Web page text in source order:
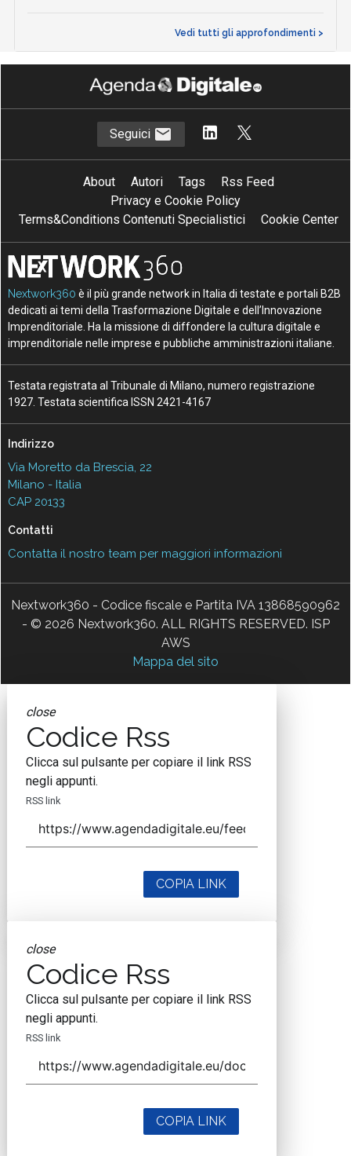
Vedi tutti gli approfondimenti >
Seguici
About Autori Tags
Rss Feed
Privacy e Cookie Policy
Terms&Conditions Contenuti Specialistici
Cookie Center
Nextwork360 è il più grande network in Italia di testate e portali B2B
dedicati ai temi della Trasformazione Digitale e dell’Innovazione
Imprenditoriale. Ha la missione di diffondere la cultura digitale e
imprenditoriale nelle imprese e pubbliche amministrazioni italiane.
Testata registrata al Tribunale di Milano, numero registrazione
1927. Testata scientifica ISSN 2421-4167
Indirizzo
Via Moretto da Brescia, 22
Milano - Italia
CAP 20133
Contatti
Contatta il nostro team per maggiori informazioni
Nextwork360 - Codice fiscale e Partita IVA 13868590962
- © 2026 Nextwork360. ALL RIGHTS RESERVED. ISP
AWS
Mappa del sito
close
Codice Rss
Clicca sul pulsante per copiare il link RSS
negli appunti.
RSS link
COPIA LINK
close
Codice Rss
Clicca sul pulsante per copiare il link RSS
negli appunti.
RSS link
COPIA LINK